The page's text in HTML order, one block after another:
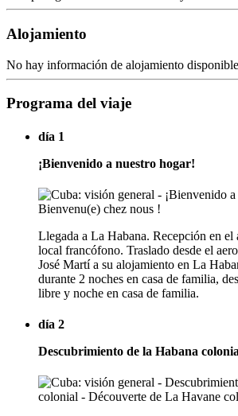
Alojamiento
No hay información de alojamiento disponible
Programa del viaje
día 1
¡Bienvenido a nuestro hogar!
Llegada a La Habana. Recepción en el
local francófono. Traslado desde el
José Martí a su alojamiento en La
durante 2 noches en casa de familia,
libre y noche en casa de familia.
día 2
Descubrimiento de la Habana